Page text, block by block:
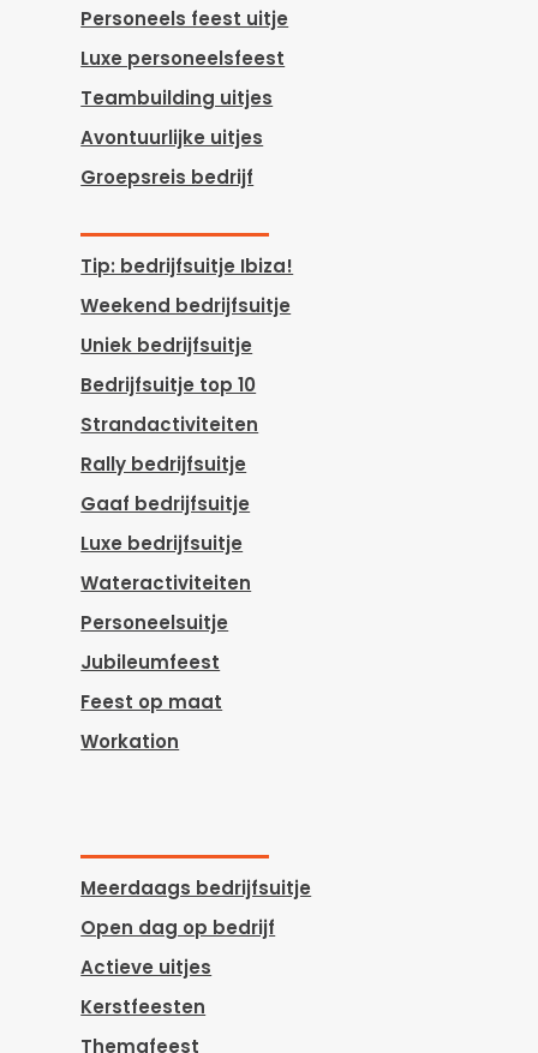
Personeels feest uitje
Luxe personeelsfeest
Teambuilding uitjes
Avontuurlijke uitjes
Groepsreis bedrijf
Tip: bedrijfsuitje Ibiza!
Weekend bedrijfsuitje
Uniek bedrijfsuitje
Bedrijfsuitje top 10
Strandactiviteiten
Rally bedrijfsuitje
Gaaf bedrijfsuitje
Luxe bedrijfsuitje
Wateractiviteiten
Personeelsuitje
Jubileumfeest
Feest op maat
Workation
Meerdaags bedrijfsuitje
Open dag op bedrijf
Actieve uitjes
Kerstfeesten
Themafeest